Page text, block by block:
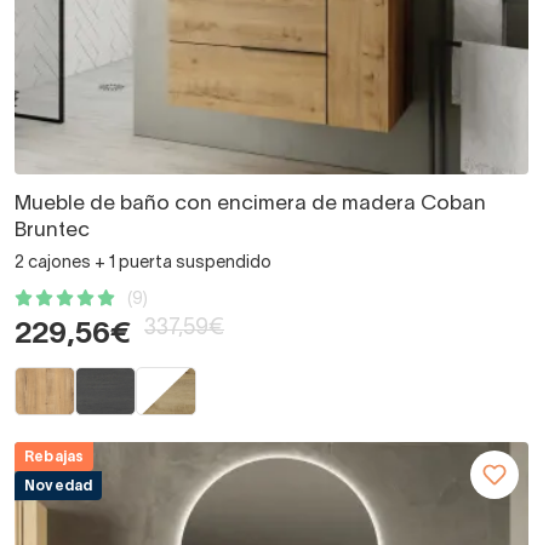
Mueble de baño con encimera de madera Coban
Bruntec
2 cajones + 1 puerta suspendido
(9)
229,56€ 337,59€
Rebajas
Novedad